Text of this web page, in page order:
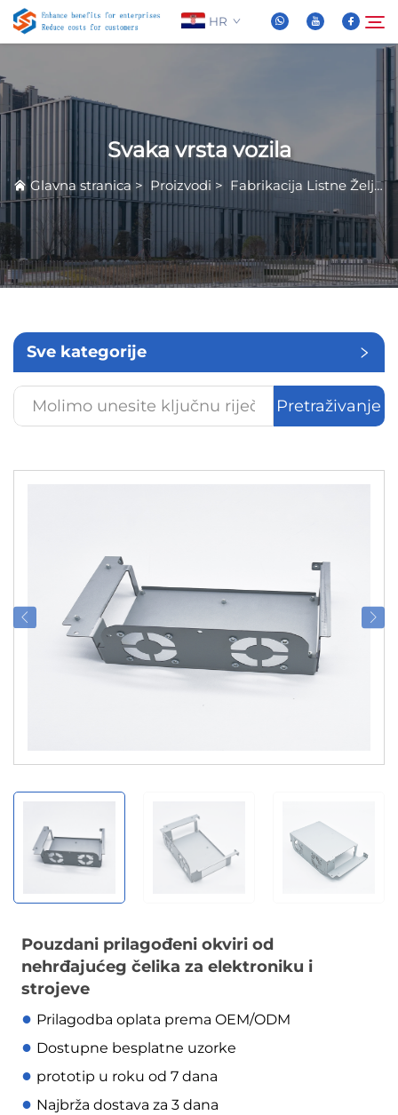
HR
O nama
Novice
Često Postavljana Pitanja
Kontaktiraj nas
Svaka vrsta vozila
Glavna stranica > Proizvodi > Fabrikacija Listne Željeze
Sve kategorije
Pretraživanje
Pouzdani prilagođeni okviri od
nehrđajućeg čelika za elektroniku i
strojeve
● Prilagodba oplata prema OEM/ODM
● Dostupne besplatne uzorke
● prototip u roku od 7 dana
● Najbrža dostava za 3 dana